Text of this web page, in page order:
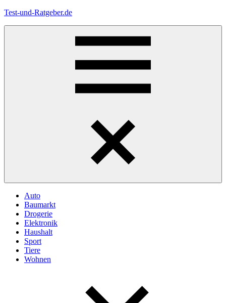
Zum
Test-und-Ratgeber.de
Auto
Baumarkt
Drogerie
Elektronik
Haushalt
Sport
Tiere
Wohnen